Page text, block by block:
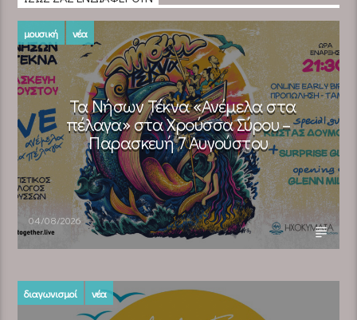
μουσική νέα
Τα Νήσων Τέκνα «Ανέμελα στα
πέλαγα» στα Χρούσσα Σύρου –
Παρασκευή 7 Αυγούστου
04/08/2026
διαγωνισμοί νέα